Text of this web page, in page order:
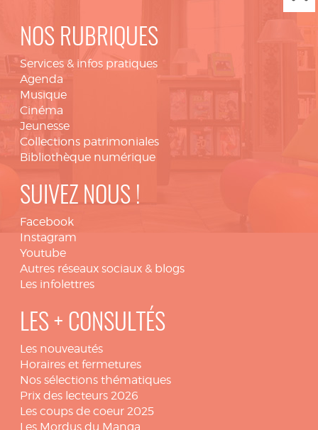
NOS RUBRIQUES
Services & infos pratiques
Agenda
Musique
Cinéma
Jeunesse
Collections patrimoniales
Bibliothèque numérique
SUIVEZ NOUS !
Facebook
Instagram
Youtube
Autres réseaux sociaux & blogs
Les infolettres
LES + CONSULTÉS
Les nouveautés
Horaires et fermetures
Nos sélections thématiques
Prix des lecteurs 2026
Les coups de coeur 2025
Les Mordus du Manga